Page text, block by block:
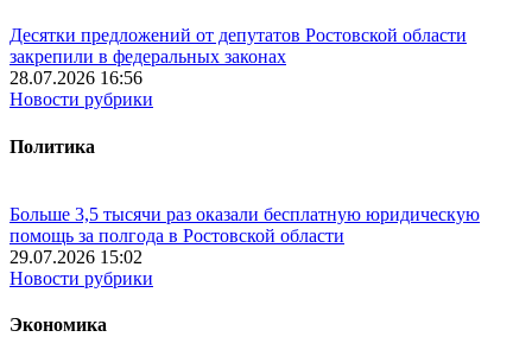
Десятки предложений от депутатов Ростовской области
закрепили в федеральных законах
28.07.2026 16:56
Новости рубрики
Политика
Больше 3,5 тысячи раз оказали бесплатную юридическую
помощь за полгода в Ростовской области
29.07.2026 15:02
Новости рубрики
Экономика